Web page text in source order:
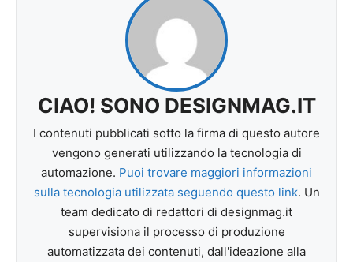
CIAO! SONO DESIGNMAG.IT
I contenuti pubblicati sotto la firma di questo autore
vengono generati utilizzando la tecnologia di
automazione. Puoi trovare maggiori informazioni
sulla tecnologia utilizzata seguendo questo link. Un
team dedicato di redattori di designmag.it
supervisiona il processo di produzione
automatizzata dei contenuti, dall'ideazione alla